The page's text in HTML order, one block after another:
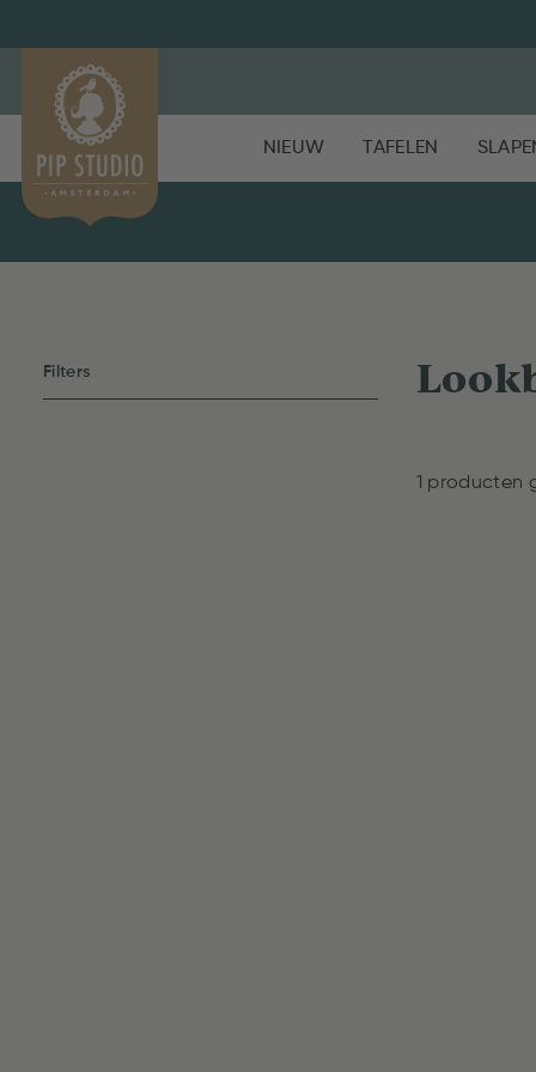
NIEUW TAFELEN
Filters
1 producten